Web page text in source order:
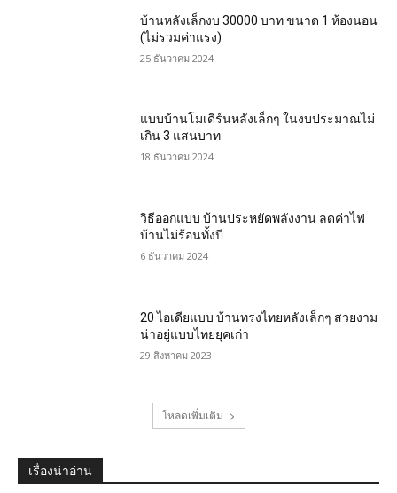
บ้านหลังเล็กงบ 30000 บาท ขนาด 1 ห้องนอน
(ไม่รวมค่าแรง)
25 ธันวาคม 2024
แบบบ้านโมเดิร์นหลังเล็กๆ ในงบประมาณไม่
เกิน 3 แสนบาท
18 ธันวาคม 2024
วิธีออกแบบ บ้านประหยัดพลังงาน ลดค่าไฟ
บ้านไม่ร้อนทั้งปี
6 ธันวาคม 2024
20 ไอเดียแบบ บ้านทรงไทยหลังเล็กๆ สวยงาม
น่าอยู่แบบไทยยุคเก่า
29 สิงหาคม 2023
โหลดเพิ่มเติม
เรื่องน่าอ่าน